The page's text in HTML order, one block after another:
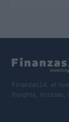
Finanzas24, el
Insights, noticias,